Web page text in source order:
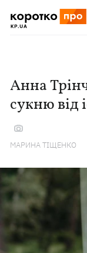
Анна
сукню від
МАРИНА ТІЩЕНКО